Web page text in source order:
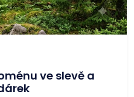
ve slevě a